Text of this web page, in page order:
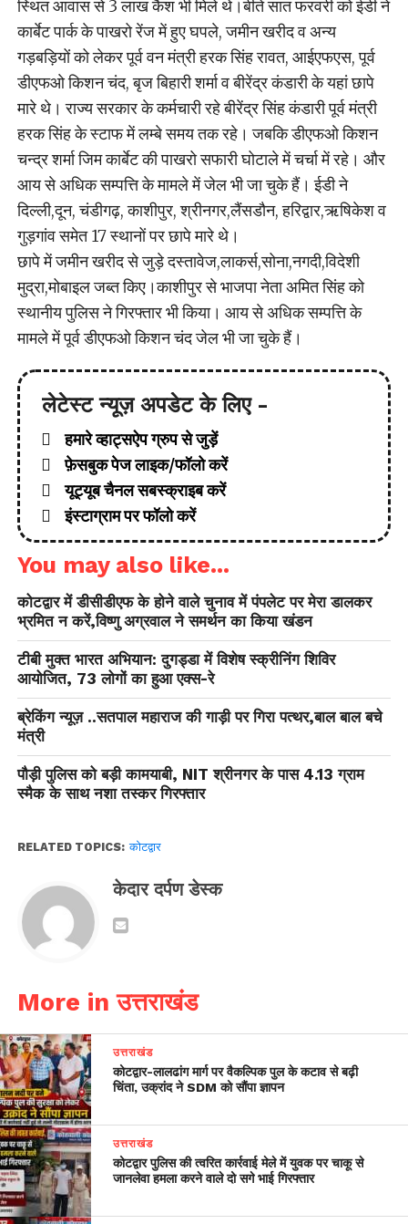
स्थित आवास से 3 लाख कैश भी मिले थे।बीते सात फरवरी को ईडी ने
कार्बेट पार्क के पाखरो रेंज में हुए घपले, जमीन खरीद व अन्य
गड़बड़ियों को लेकर पूर्व वन मंत्री हरक सिंह रावत, आईएफएस, पूर्व
डीएफओ किशन चंद, बृज बिहारी शर्मा व बीरेंद्र कंडारी के यहां छापे
मारे थे। राज्य सरकार के कर्मचारी रहे बीरेंद्र सिंह कंडारी पूर्व मंत्री
हरक सिंह के स्टाफ में लम्बे समय तक रहे। जबकि डीएफओ किशन
चन्द्र शर्मा जिम कार्बेट की पाखरो सफारी घोटाले में चर्चा में रहे। और
आय से अधिक सम्पत्ति के मामले में जेल भी जा चुके हैं। ईडी ने
दिल्ली,दून, चंडीगढ़, काशीपुर, श्रीनगर,लैंसडौन, हरिद्वार,ऋषिकेश व
गुड़गांव समेत 17 स्थानों पर छापे मारे थे।
छापे में जमीन खरीद से जुड़े दस्तावेज,लाकर्स,सोना,नगदी,विदेशी
मुद्रा,मोबाइल जब्त किए।काशीपुर से भाजपा नेता अमित सिंह को
स्थानीय पुलिस ने गिरफ्तार भी किया। आय से अधिक सम्पत्ति के
मामले में पूर्व डीएफओ किशन चंद जेल भी जा चुके हैं।
लेटेस्ट न्यूज़ अपडेट के लिए -
हमारे व्हाट्सऐप ग्रुप से जुड़ें
फ़ेसबुक पेज लाइक/फॉलो करें
यूट्यूब चैनल सबस्क्राइब करें
इंस्टाग्राम पर फॉलो करें
You may also like...
कोटद्वार में डीसीडीएफ के होने वाले चुनाव में पंपलेट पर मेरा डालकर
भ्रमित न करें,विष्णु अग्रवाल ने समर्थन का किया खंडन
टीबी मुक्त भारत अभियान: दुगड्डा में विशेष स्क्रीनिंग शिविर
आयोजित, 73 लोगों का हुआ एक्स-रे
ब्रेकिंग न्यूज़ ..सतपाल महाराज की गाड़ी पर गिरा पत्थर,बाल बाल बचे
मंत्री
पौड़ी पुलिस को बड़ी कामयाबी, NIT श्रीनगर के पास 4.13 ग्राम
स्मैक के साथ नशा तस्कर गिरफ्तार
RELATED TOPICS: कोटद्वार
केदार दर्पण डेस्क
More in उत्तराखंड
उत्तराखंड
​कोटद्वार-लालढांग मार्ग पर वैकल्पिक पुल के कटाव से बढ़ी
चिंता, उक्रांद ने SDM को सौंपा ज्ञापन
उत्तराखंड
कोटद्वार पुलिस की त्वरित कार्रवाई मेले में युवक पर चाकू से
जानलेवा हमला करने वाले दो सगे भाई गिरफ्तार